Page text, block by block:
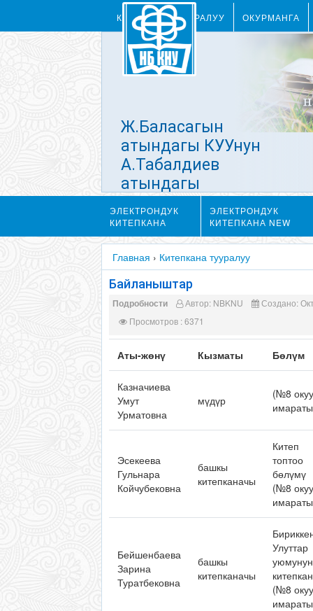
КИТЕПКАНА ТУУРАЛУУ ОКУРМАНГА
Ж.Баласагын
атындагы КУУнун
А.Табалдиев
атындагы
китепкана
ЭЛЕКТРОНДУК
КИТЕПКАНА
ЭЛЕКТРОНДУК
КИТЕПКАНА NEW
Главная › Китепкана тууралуу
Байланыштар
Подробности Автор: NBKNU
Создано:
Просмотров : 6371
Аты-жөнү Кызматы Бөлүм
Казначиева
Умут
Урматовна
мүдүр
(№8 окуу
Эсекеева
Гульнара
Койчубековна
башкы
китепканачы
Китеп
топтоо
бөлүмү
(№8 окуу
Бейшенбаева
Зарина
Туратбековна
башкы
китепканачы
Улуттар
уюмунун
(№8 окуу